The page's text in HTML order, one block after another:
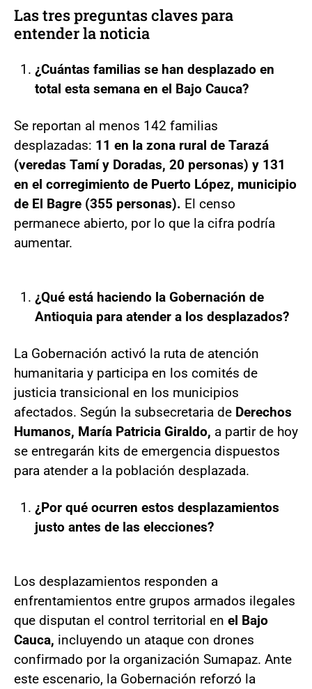
Las tres preguntas claves para
entender la noticia
¿Cuántas familias se han desplazado en
total esta semana en el Bajo Cauca?
Se reportan al menos 142 familias
desplazadas: 11 en la zona rural de Tarazá
(veredas Tamí y Doradas, 20 personas) y 131
en el corregimiento de Puerto López, municipio
de El Bagre (355 personas). El censo
permanece abierto, por lo que la cifra podría
aumentar.
¿Qué está haciendo la Gobernación de
Antioquia para atender a los desplazados?
La Gobernación activó la ruta de atención
humanitaria y participa en los comités de
justicia transicional en los municipios
afectados. Según la subsecretaria de Derechos
Humanos, María Patricia Giraldo, a partir de hoy
se entregarán kits de emergencia dispuestos
para atender a la población desplazada.
¿Por qué ocurren estos desplazamientos
justo antes de las elecciones?
Los desplazamientos responden a
enfrentamientos entre grupos armados ilegales
que disputan el control territorial en el Bajo
Cauca, incluyendo un ataque con drones
confirmado por la organización Sumapaz. Ante
este escenario, la Gobernación reforzó la